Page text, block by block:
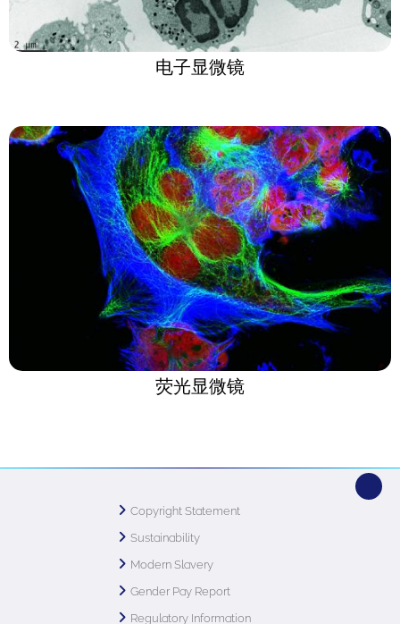
电子显微镜
荧光显微镜
Copyright Statement
Sustainability
Modern Slavery
Gender Pay Report
Regulatory Information